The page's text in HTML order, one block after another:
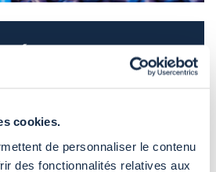
cookies.
de personnaliser le contenu
des fonctionnalités relatives aux
eléctricas,
de superficies.